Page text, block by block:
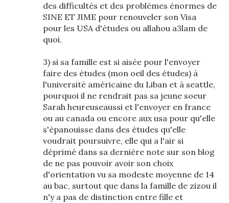
des difficultés et des problèmes énormes de
SINE ET JIME pour renouveler son Visa
pour les USA d'études ou allahou a3lam de
quoi.
3) si sa famille est si aisée pour l'envoyer
faire des études (mon oeil des études) à
l'université américaine du Liban et à seattle,
pourquoi il ne rendrait pas sa jeune soeur
Sarah heureuseaussi et l'envoyer en france
ou au canada ou encore aux usa pour qu'elle
s'épanouisse dans des études qu'elle
voudrait poursuivre, elle qui a l'air si
déprimé dans sa dernière note sur son blog
de ne pas pouvoir avoir son choix
d'orientation vu sa modeste moyenne de 14
au bac, surtout que dans la famille de zizou il
n'y a pas de distinction entre fille et